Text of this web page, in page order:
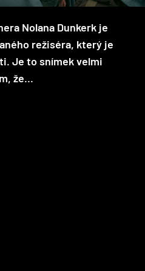
Nolana Dunkerk je
režiséra, který je
Je to snímek velmi
že...